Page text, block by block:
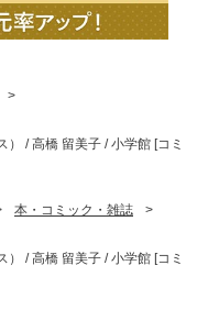
>
） / 高橋 留美子 / 小学館 [コミ
本・コミック・雑誌
>
） / 高橋 留美子 / 小学館 [コミ